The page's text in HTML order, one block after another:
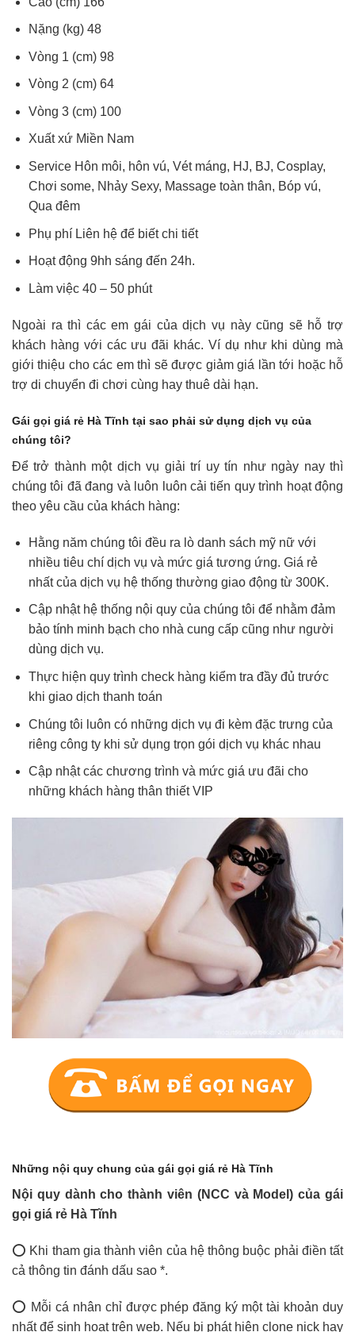
Nặng (kg) 48
Vòng 1 (cm) 98
Vòng 2 (cm) 64
Vòng 3 (cm) 100
Xuất xứ Miền Nam
Service Hôn môi, hôn vú, Vét máng, HJ, BJ, Cosplay,
Chơi some, Nhảy Sexy, Massage toàn thân, Bóp vú,
Qua đêm
Phụ phí Liên hệ để biết chi tiết
Hoạt động 9hh sáng đến 24h.
Làm việc 40 – 50 phút
Ngoài ra thì các em gái của dịch vụ này cũng sẽ hỗ trợ
khách hàng với các ưu đãi khác. Ví dụ như khi dùng mà
giới thiệu cho các em thì sẽ được giảm giá lần tới hoặc hỗ
trợ di chuyển đi chơi cùng hay thuê dài hạn.
Gái gọi giá rẻ Hà Tĩnh tại sao phải sử dụng dịch vụ của
chúng tôi?
Để trở thành một dịch vụ giải trí uy tín như ngày nay thì
chúng tôi đã đang và luôn luôn cải tiến quy trình hoạt động
theo yêu cầu của khách hàng:
Hằng năm chúng tôi đều ra lò danh sách mỹ nữ với
nhiều tiêu chí dịch vụ và mức giá tương ứng. Giá rẻ
nhất của dịch vụ hệ thống thường giao động từ 300K.
Cập nhật hệ thống nội quy của chúng tôi để nhằm đảm
bảo tính minh bạch cho nhà cung cấp cũng như người
dùng dịch vụ.
Thực hiện quy trình check hàng kiểm tra đầy đủ trước
khi giao dịch thanh toán
Chúng tôi luôn có những dịch vụ đi kèm đặc trưng của
riêng công ty khi sử dụng trọn gói dịch vụ khác nhau
Cập nhật các chương trình và mức giá ưu đãi cho
những khách hàng thân thiết VIP
Những nội quy chung của gái gọi giá rẻ Hà Tĩnh
Nội quy dành cho thành viên (NCC và Model) của gái
gọi giá rẻ Hà Tĩnh
⭕ Khi tham gia thành viên của hệ thông buộc phải điền tất
cả thông tin đánh dấu sao *.
⭕ Mỗi cá nhân chỉ được phép đăng ký một tài khoản duy
nhất để sinh hoạt trên web. Nếu bị phát hiện clone nick hay